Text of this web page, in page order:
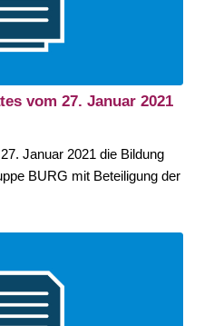
vom 27. Januar 2021
Januar 2021 die Bildung
BURG mit Beteiligung der